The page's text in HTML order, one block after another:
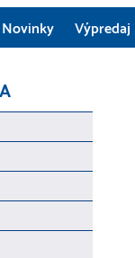
Novinky Výpredaj